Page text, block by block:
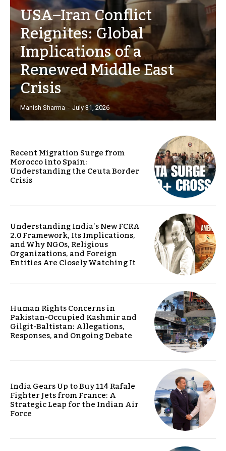
USA–Iran Conflict
Reignites: Global
Implications of a
Renewed Middle East
Crisis
Manish Sharma - July 31, 2026
Recent Migration Surge from
Morocco into Spain:
Understanding the Ceuta Border
Crisis
Understanding India’s New FCRA
2.0 Framework, Its Implications,
and Why NGOs, Religious
Organizations, and Foreign
Entities Are Closely Watching It
Human Rights Concerns in
Pakistan-Occupied Kashmir and
Gilgit-Baltistan: Allegations,
Responses, and Ongoing Debate
India Gears Up to Buy 114 Rafale
Fighter Jets from France: A
Strategic Leap for the Indian Air
Force